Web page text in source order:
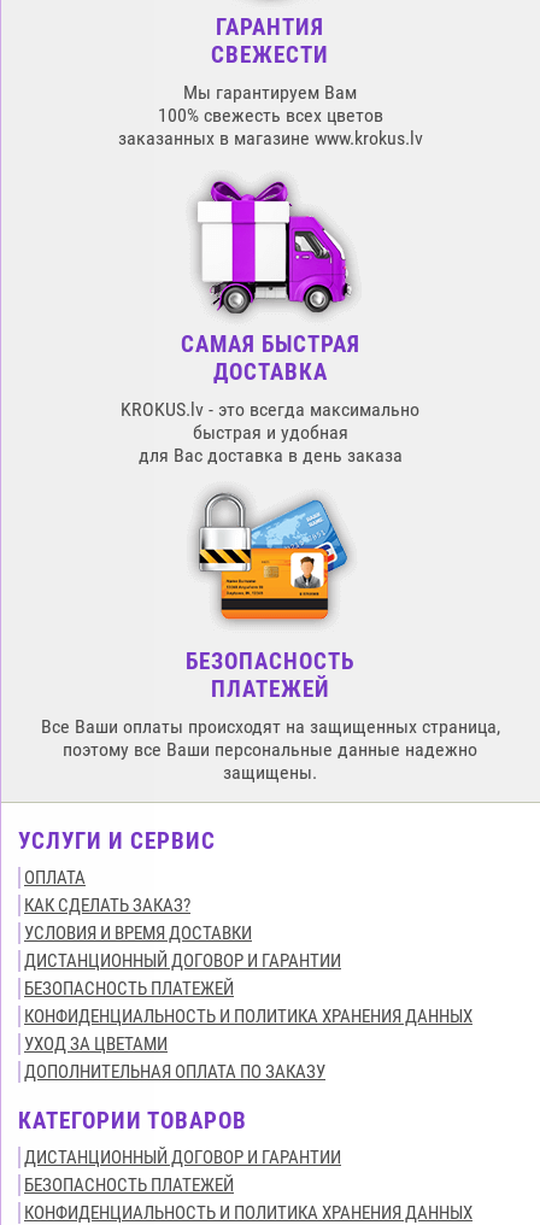
ГАРАНТИЯ
СВЕЖЕСТИ
Мы гарантируем Вам
100% свежесть всех цветов
заказанных в магазине www.krokus.lv
САМАЯ БЫСТРАЯ
ДОСТАВКА
KROKUS.lv - это всегда максимально
быстрая и удобная
для Вас доставка в день заказа
БЕЗОПАСНОСТЬ
ПЛАТЕЖЕЙ
Все Ваши оплаты происходят на защищенных страница,
поэтому все Ваши персональные данные надежно
защищены.
УСЛУГИ И СЕРВИС
ОПЛАТА
КАК СДЕЛАТЬ ЗАКАЗ?
УСЛОВИЯ И ВРЕМЯ ДОСТАВКИ
ДИСТАНЦИОННЫЙ ДОГОВОР И ГАРАНТИИ
БЕЗОПАСНОСТЬ ПЛАТЕЖЕЙ
КОНФИДЕНЦИАЛЬНОСТЬ И ПОЛИТИКА ХРАНЕНИЯ ДАННЫХ
УХОД ЗА ЦВЕТАМИ
ДОПОЛНИТЕЛЬНАЯ ОПЛАТА ПО ЗАКАЗУ
КАТЕГОРИИ ТОВАРОВ
ДИСТАНЦИОННЫЙ ДОГОВОР И ГАРАНТИИ
БЕЗОПАСНОСТЬ ПЛАТЕЖЕЙ
КОНФИДЕНЦИАЛЬНОСТЬ И ПОЛИТИКА ХРАНЕНИЯ ДАННЫХ